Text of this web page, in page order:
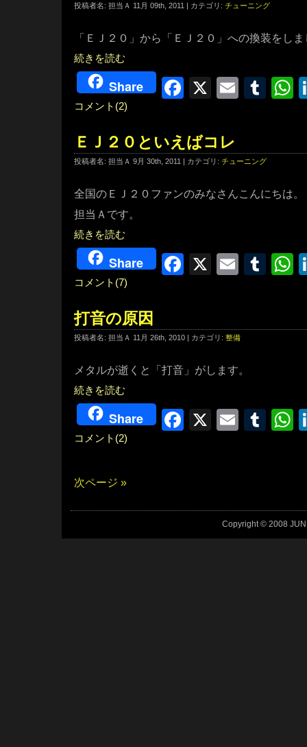
投稿者名: 担当Ａ 11月 09th, 2011 | カテゴリ: チューニング
「ＥＪ２０」から「ＥＪ２０」への換装をし
続きを読む
Share Facebook
X Email
コメント(2)
ＥＪ２０といえばコレ
投稿者名: 担当Ａ 9月 30th, 2011 | カテゴリ: チューニング
全国のＥＪ２０ファンのみなさんこんにちは。
担当Ａです。
続きを読む
Share Facebook
X Email
コメント(7)
打音の原因
投稿者名: 担当Ａ 11月 26th, 2010 | カテゴリ: 整備
メタルが逝くと「打音」がします。
続きを読む
Share Facebook
X Email
コメント(2)
次ページ »
Copyright © 2008